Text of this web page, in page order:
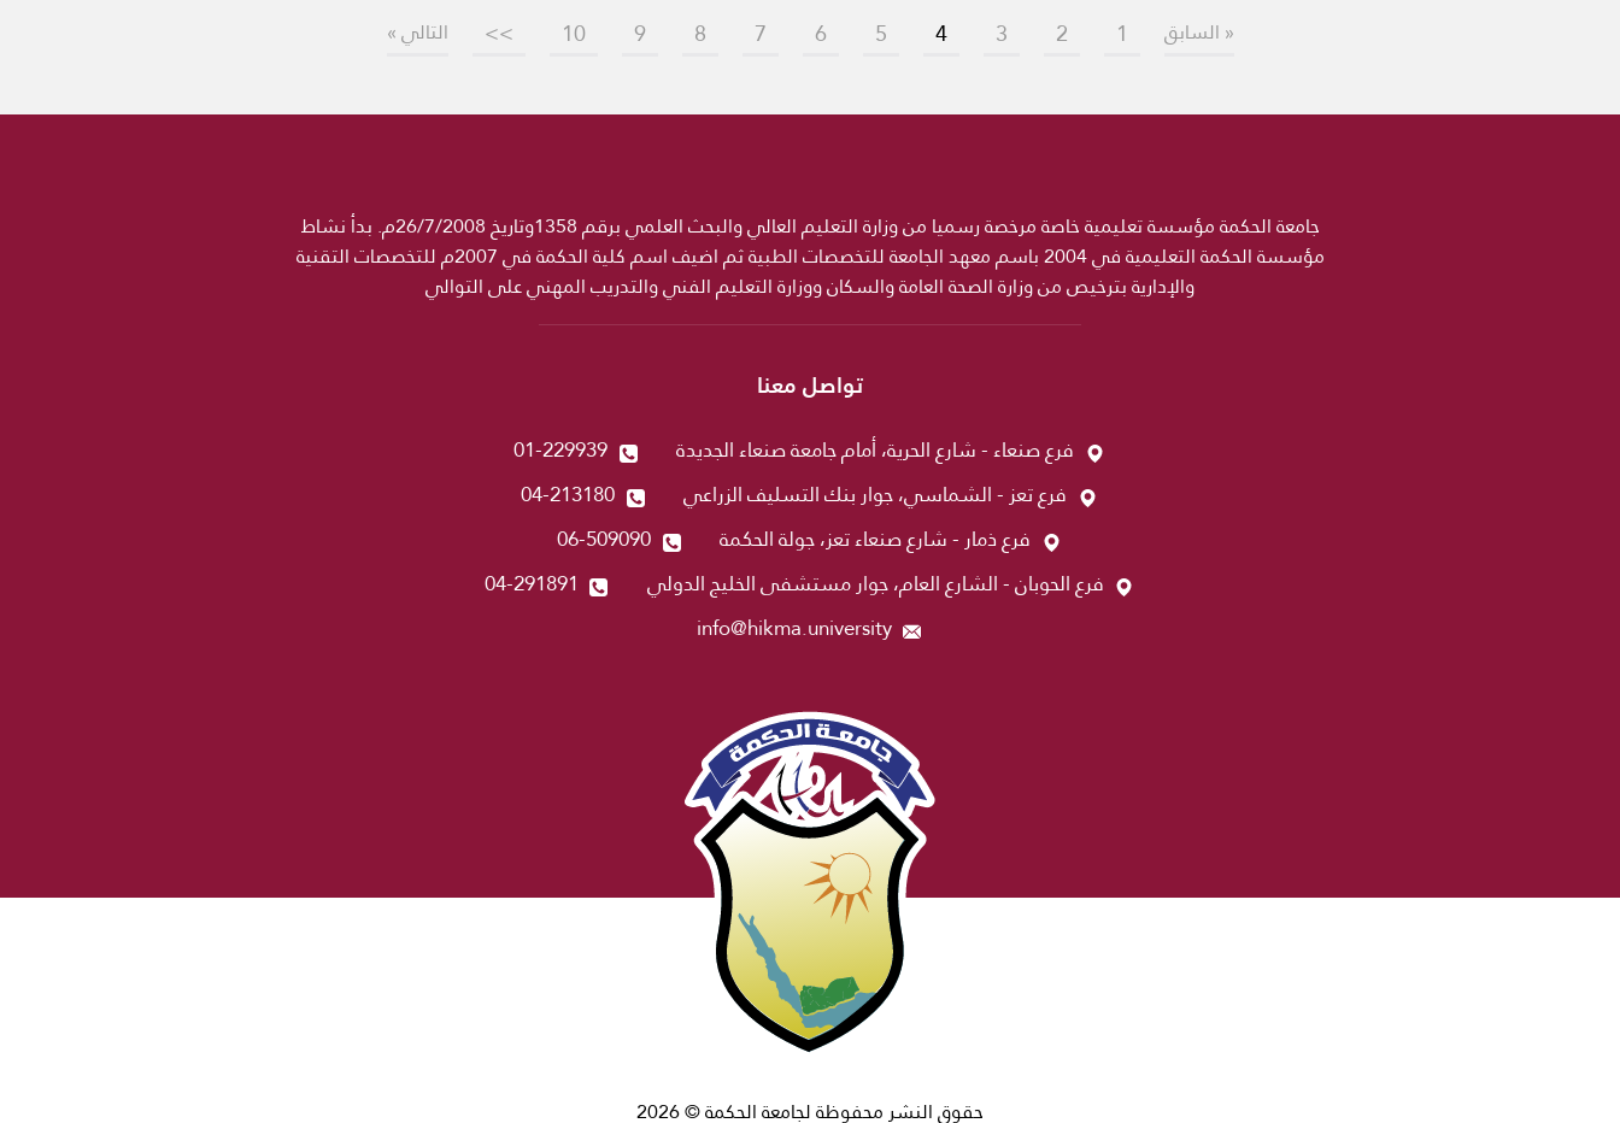
« السابق 1
2
3
4
5
6
7
8
9
10
>> التالي »
جامعة الحكمة مؤسسة تعليمية خاصة مرخصة رسميا من وزارة التعليم العالي والبحث العلمي برقم 1358وتاريخ 26/7/2008م. بدأ نشاط
مؤسسة الحكمة التعليمية في 2004 باسم معهد الجامعة للتخصصات الطبية ثم اضيف اسم كلية الحكمة في 2007م للتخصصات التقنية
والإدارية بترخيص من وزارة الصحة العامة والسكان ووزارة التعليم الفني والتدريب المهني على التوالي
تواصل معنا
فرع صنعاء - شارع الحرية، أمام جامعة صنعاء الجديدة
01-229939
فرع تعز - الشماسي، جوار بنك التسليف الزراعي
04-213180
فرع ذمار - شارع صنعاء تعز، جولة الحكمة
06-509090
فرع الحوبان - الشارع العام، جوار مستشفى الخليج الدولي
04-291891
info@hikma.university
حقوق النشر محفوظة لجامعة الحكمة © 2026